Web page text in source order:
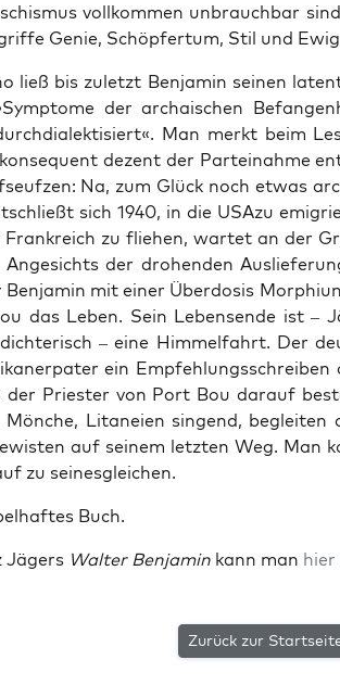
voll­kom­men unbrauch­bar
Genie, Schöp­fer­tum, Stil und
ließ bis zuletzt Ben­ja­min sei­nen
der archai­schen
Man merkt beim
dezent der Par­tei­nah­me
Na, zum Glück noch etwas
sich 1940, in die USA­zu
Frank­reich zu flie­hen, war­tet an der
Ange­sichts der dro­hen­den
mit einer Über­do­sis
das Leben. Sein Lebens­en­de ist –
– eine Him­mel­fahrt. Der
ein
der Pries­ter von Port Bou dar­auf
Mön­che, Lita­nei­en sin­gend, beglei­ten
auf sei­nem letz­ten Weg. Man
zu seinesgleichen.
Buch.
Jägers Wal­ter Ben­ja­minkann man hier
Zurück zur